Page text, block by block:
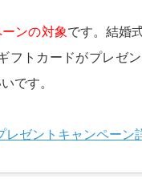
ンの対象です。結婚
フトカードがプレゼ
です。
ゼントキャンペーン